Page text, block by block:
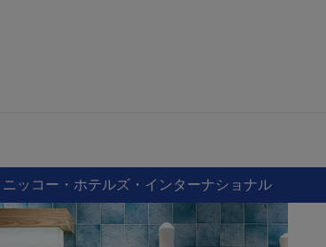
ニッコー・ホテルズ・インターナショナル